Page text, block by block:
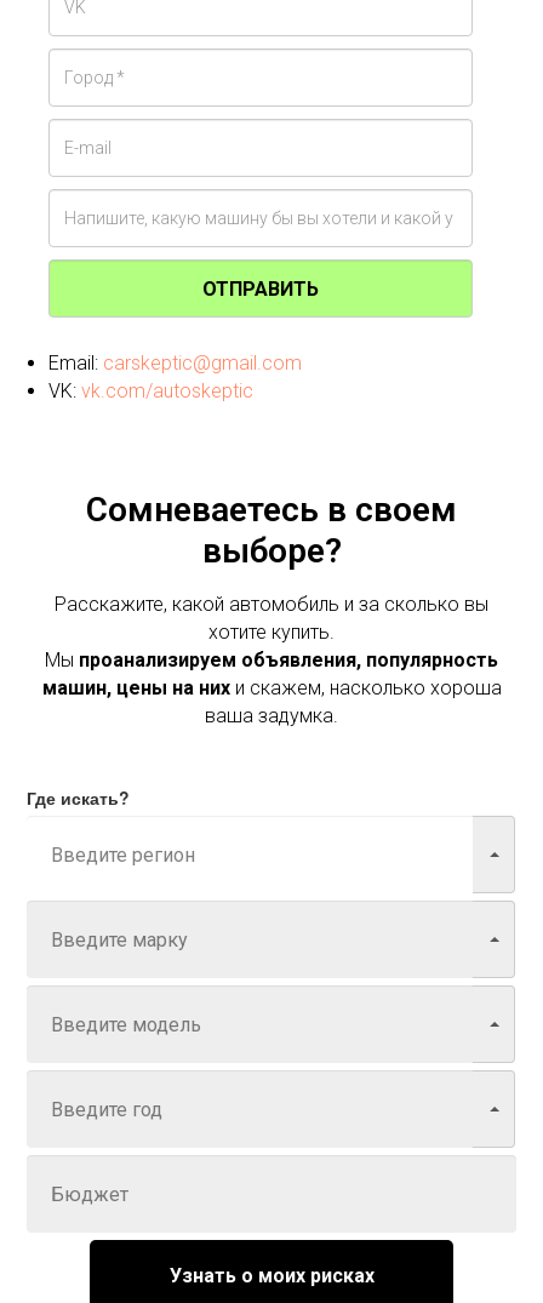
ОТПРАВИТЬ
Email: carskeptic@gmail.com
VK: vk.com/autoskeptic
Сомневаетесь в своем
выборе?
Расскажите, какой автомобиль и за сколько вы
хотите купить.
Мы проанализируем объявления, популярность
машин, цены на нихи скажем, насколько хороша
ваша задумка.
Где искать?
Узнать о моих рисках